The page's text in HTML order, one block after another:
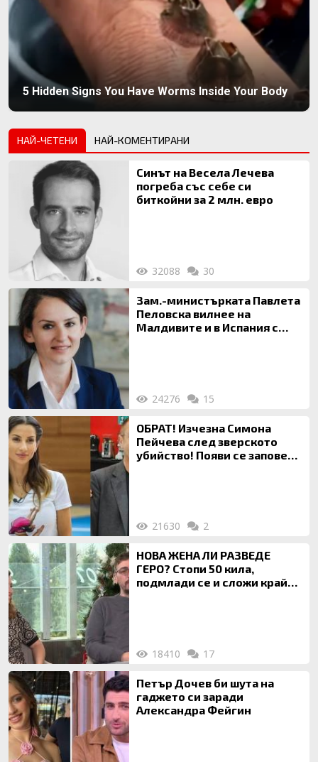
5 Hidden Signs You Have Worms Inside Your Body
НАЙ-ЧЕТЕНИ НАЙ-КОМЕНТИРАНИ
Синът на Весела Лечева
погреба със себе си
биткойни за 2 млн. евро
32088 30
Зам.-министърката Павлета
Пеловска вилнее на
Малдивите и в Испания с
24276 15
ОБРАТ! Изчезна Симона
Пейчева след зверското
убийство! Появи се заповед
21630 2
НОВА ЖЕНА ЛИ РАЗВЕДЕ
ГЕРО? Стопи 50 кила,
подмлади се и сложи край
18410 17
Петър Дочев би шута на
гаджето си заради
Александра Фейгин